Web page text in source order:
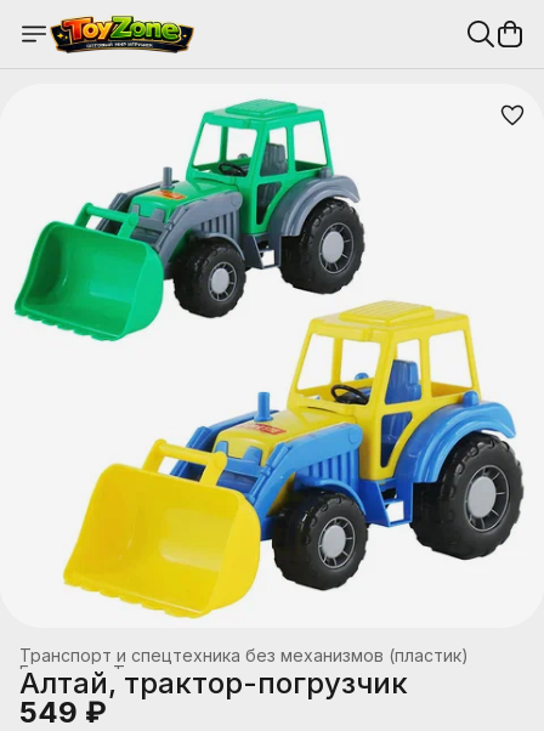
Транспорт и спецтехника без механизмов (пластик)
Транспорт
Главная ›
Алтай, трактор-погрузчик
549 ₽